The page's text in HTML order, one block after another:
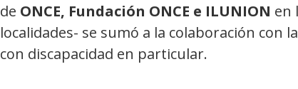
de ONCE, Fundación ONCE e ILUNION en
localidades- se sumó a la colaboración con
con discapacidad en particular.